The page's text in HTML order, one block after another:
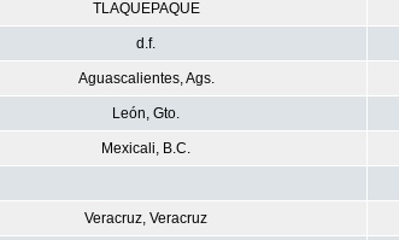
TLAQUEPAQUE
d.f.
Aguascalientes, Ags.
León, Gto.
Mexicali, B.C.
Veracruz, Veracruz